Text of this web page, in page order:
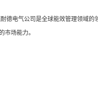
德电气公司是全球能效管理领域的
市场能力。